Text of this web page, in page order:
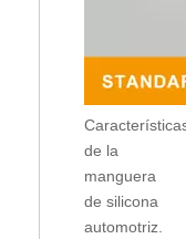
de la
manguera
de silicona
automotriz.